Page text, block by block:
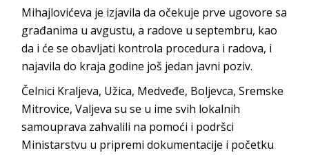
Mihajlovićeva je izjavila da očekuje prve ugovore sa
građanima u avgustu, a radove u septembru, kao
da i će se obavljati kontrola procedura i radova, i
najavila do kraja godine još jedan javni poziv.
Čelnici Kraljeva, Užica, Medveđe, Boljevca, Sremske
Mitrovice, Valjeva su se u ime svih lokalnih
samouprava zahvalili na pomoći i podršci
Ministarstvu u pripremi dokumentacije i početku